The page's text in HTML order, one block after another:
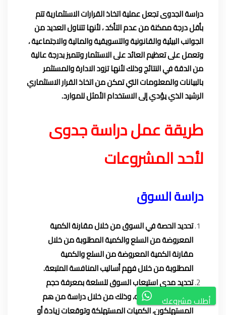
دراسة الجدوى تجعل عملية اتخاذ القرارات الاستثمارية تتم
بأقل درجة ممكنة من عدم التأكد ، لأنها تتناول العديد من
الجوانب البيئية والقانونية والتسويقية والمالية والاجتماعية ،
وتعمل على تعظيم العائد على الاستثمار وتتميز بدرجة عالية
من الدقة في النتائج وذلك لأنها تزود الادارة والمستثمر
بالبيانات والمعلومات التي تمكن من اتخاذ القرار الاستثماري
الرشيد الذي يؤدي إلى الاستخدام الأمثل للموارد.
طريقة عمل دراسة جدوى
لأحد المشروعات
دراسة السوق
تحديد الحصة في السوق من خلال مقارنة الكمية
المعروضة من السلع والكمية المطلوبة من خلال
مقارنة الكمية المعروضة من السلع والكمية
المطلوبة من خلال فهم أساليب المنافسة المتبعة.
تحديد مدى استيعاب السوق للسلعة بمعرفة حجم
الطلب المتوقع عليه، وذلك من خلال دراسة من هم
المستهلكون، الكميات المستهلكة وتوقعات زيادة أو
أطلب مشروعك